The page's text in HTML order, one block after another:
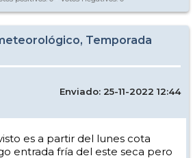
Temporada
Enviado: 25-11-2022 12:44
es a partir del lunes cota
entrada fría del este seca pero